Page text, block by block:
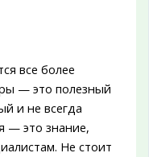
все более
— это полезный
и не всегда
— это знание,
Не стоит